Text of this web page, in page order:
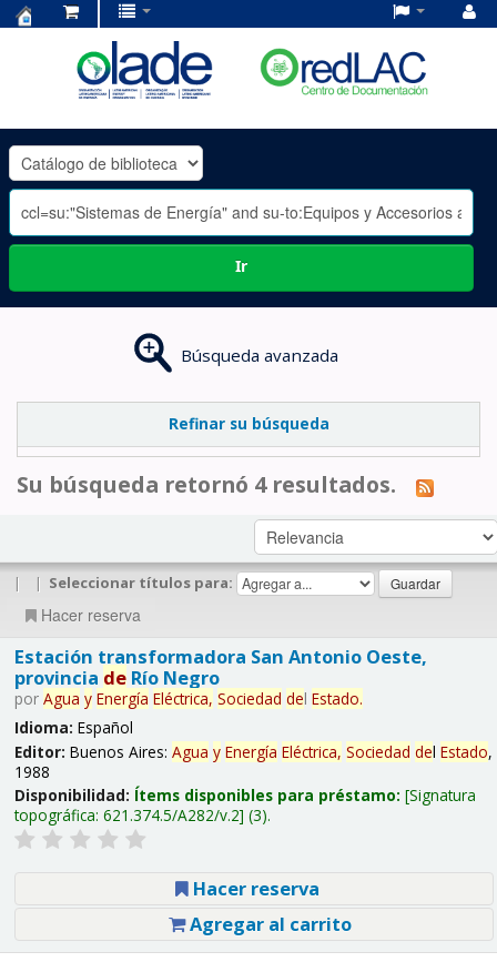
OLADE
-
Ir
Búsqueda avanzada
Refinar su búsqueda
Su búsqueda retornó 4 resultados.
| | Seleccionar títulos para:
Hacer reserva
Estación transformadora San Antonio Oeste,
provincia deRío Negro
por Agua y Energía Eléctrica, Sociedad del Estado.
Idioma: Español
Editor: Buenos Aires: Agua y Energía Eléctrica, Sociedad del Estado,
1988
Disponibilidad: Ítems disponibles para préstamo: Signatura
topográfica: 621.374.5/A282/v.2 (3).
Hacer reserva
Agregar al carrito